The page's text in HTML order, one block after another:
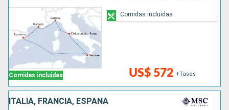
Comidas incluidas US$ 572 +Tasas
Comidas incluidas
ITALIA, FRANCIA, ESPAÑA